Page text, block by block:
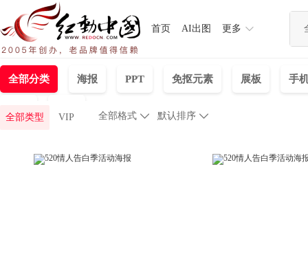
首页 AI出图 更多
全部分类 海报 PPT 免抠元素 展板 手
全部类型 VIP 
全部格式 默认排序 